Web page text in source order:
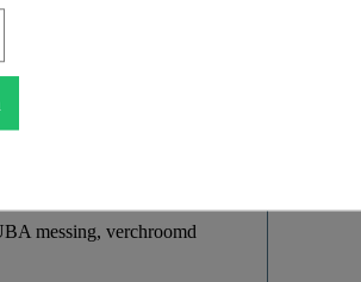
(B x H x D) ca. 50 x 153 x 162
162 mm
messing, verchroomd
•